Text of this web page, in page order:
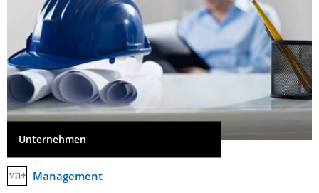
Unternehmen
Management